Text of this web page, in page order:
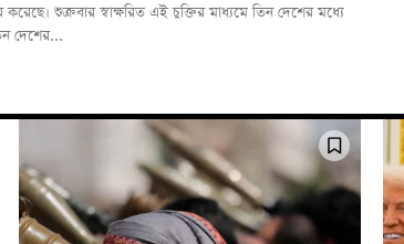
শুক্রবার স্বাক্ষরিত এই চুক্তির মাধ্যমে তিন দেশের মধ্যে
দেশের...